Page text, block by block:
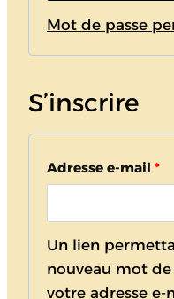
g
a
r
Mot de passe
S’inscrire
Adresse e-mail *O
i
g
Un lien
nouveau mot de
votre adresse e-